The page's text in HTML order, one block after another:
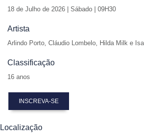
18 de Julho de 2026 | Sábado | 09H30
Artista
Arlindo Porto, Cláudio Lombelo, Hilda Milk e
Classificação
16 anos
INSCREVA-SE
Localização